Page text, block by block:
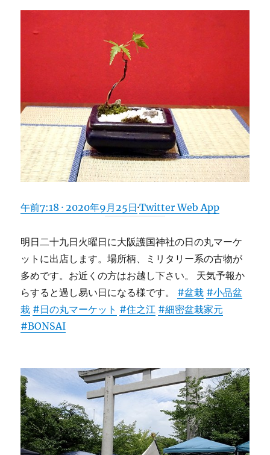
午前7:18 · 2020年9月25日·Twitter Web App
明日二十九日火曜日に大阪護国神社の日の丸マーケ
ットに出店します。場所柄、ミリタリー系の古物が
多めです。お近くの方はお越し下さい。 天気予報か
らすると過し易い日になる様です。 #盆栽 #小品盆
栽 #日の丸マーケット #住之江 #細密盆栽家元
#BONSAI